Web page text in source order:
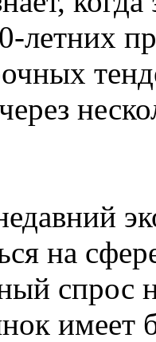
летних
на
спрос
имеет